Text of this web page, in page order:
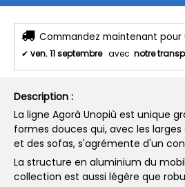
Commandez maintenant pour
✔ ven. 11 septembre avec notre
Description :
La ligne Agorà Unopiù est unique
formes douces qui, avec les larges
et des sofas, s'agrémente d'un
La structure en aluminium du
collection est aussi légère que